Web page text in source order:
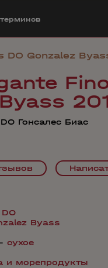
DO Gonzalez
Гонсалеc Биас
Byass
сухое
и морепродукты